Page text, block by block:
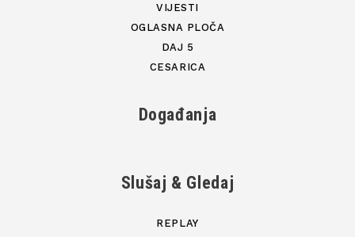
VIJESTI
OGLASNA PLOČA
DAJ 5
CESARICA
Događanja
Slušaj & Gledaj
REPLAY